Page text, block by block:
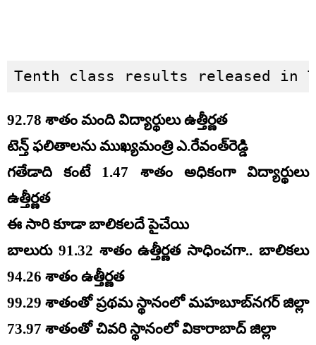
Tenth class results released in
92.78 శాతం మంది విద్యార్థులు ఉత్తీర్ణత
టెన్త్ ఫలితాలను ముఖ్యమంత్రి ఎ.రేవంత్‌రెడ్డి
గతేడాది కంటే 1.47 శాతం అధికంగా విద్యార్థులు
ఉత్తీర్ణత
ఈ సారి కూడా బాలికలదే పైచేయి
బాలురు 91.32 శాతం ఉత్తీర్ణత సాధించగా.. బాలికలు
94.26 శాతం ఉత్తీర్ణత
99.29 శాతంతో ప్రథమ స్థానంలో మహబూబ్‌నగర్ జిల్లా
73.97 శాతంతో చివరి స్థానంలో వికారాబాద్ జిల్లా